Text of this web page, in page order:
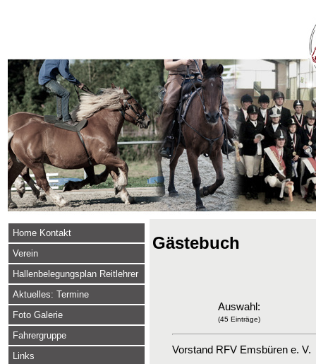
Home Kontakt
Verein
Hallenbelegungsplan Reitlehrer
Aktuelles: Termine
Foto Galerie
Fahrergruppe
Links
Gästebuch
Auswahl:
(45 Einträge)
Vorstand RFV Emsbüren e. V.